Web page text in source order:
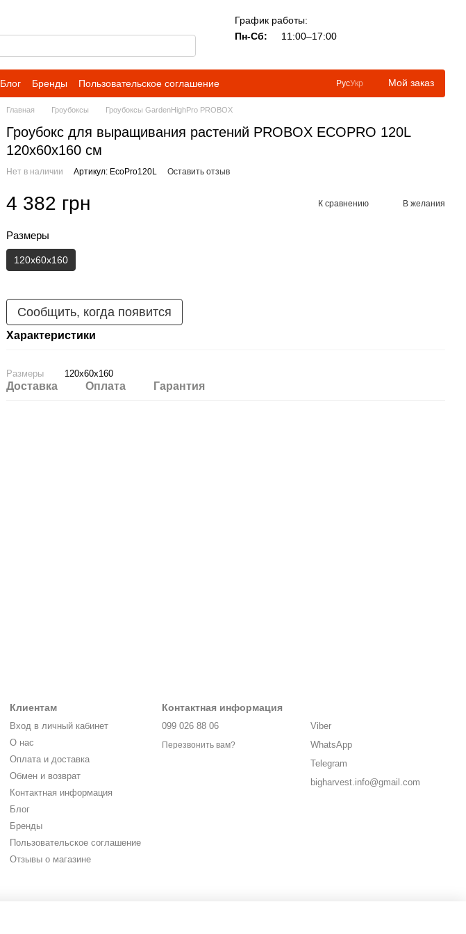
График работы:
Пн-Сб:
11:00–17:00
Блог Бренды
Пользовательское соглашение
РусУкр Мой заказ
Главная Гроубоксы Гроубоксы GardenHighPro PROBOX
Гроубокс для выращивания растений PROBOX ECOPRO 120L
120x60x160 см
Нет в наличии Артикул: EcoPro120L Оставить отзыв
4 382 грн К сравнению В желания
Размеры
120x60x160
Сообщить, когда появится
Характеристики
Размеры 120x60x160
Доставка Оплата Гарантия
Клиентам
Вход в личный кабинет
О нас
Оплата и доставка
Обмен и возврат
Контактная информация
Блог
Бренды
Пользовательское соглашение
Отзывы о магазине
Контактная информация
099 026 88 06
Перезвонить вам?
Viber
WhatsApp
Telegram
bigharvest.info@gmail.com